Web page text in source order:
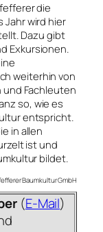
die
Jahr wird hier
Dazu gibt
Exkursionen.
weiterhin von
und Fachleuten
so, wie es
entspricht.
in allen
ist und
bildet.
Baumkultur GmbH
(E-Mail)